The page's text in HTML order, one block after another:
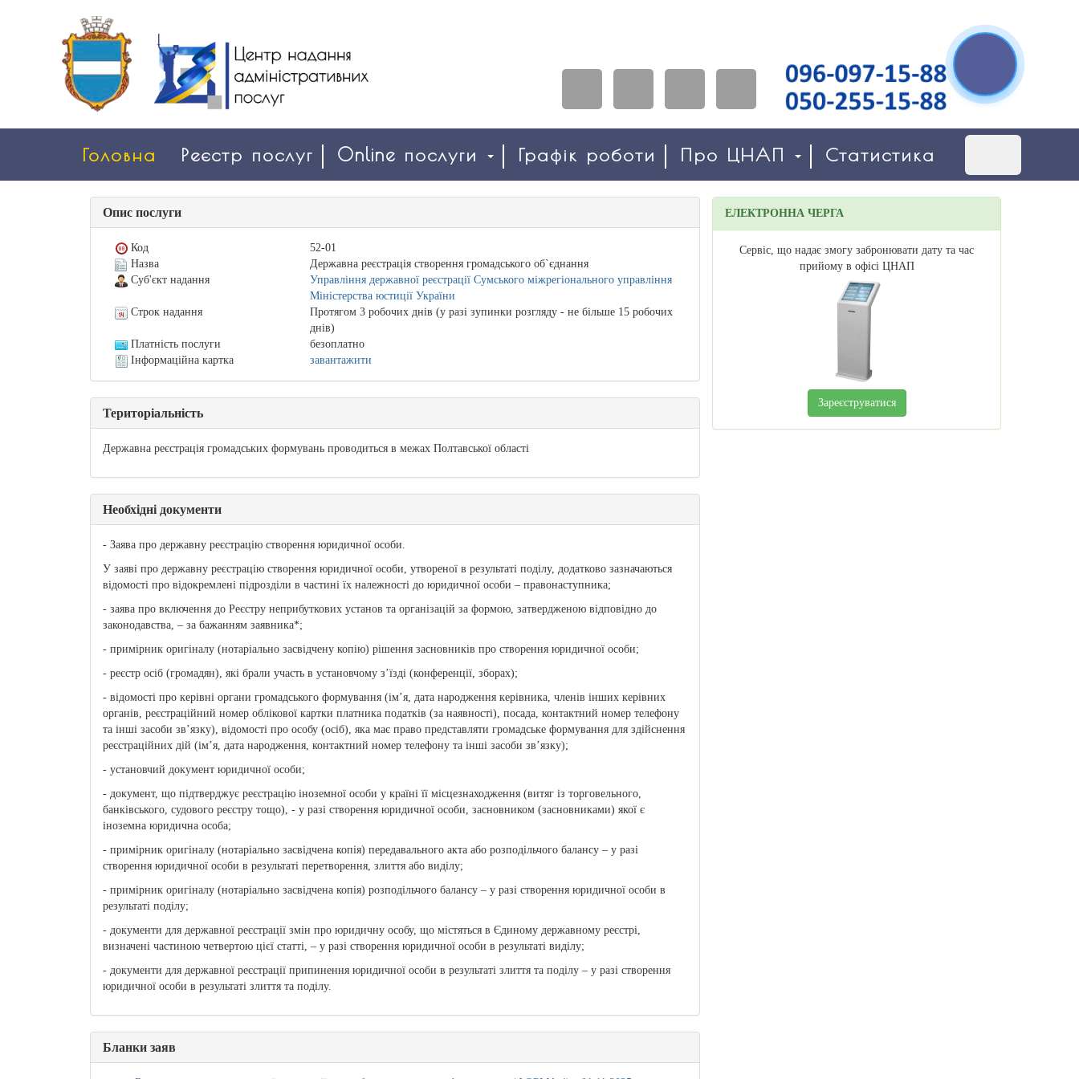
Головна Реєстр послуг Online послуги Графік роботи Про ЦНАП Статистика
Опис послуги
Код
52-01
Назва
Державна реєстрація створення громадського об`єднання
Суб'єкт надання
Управління державної реєстрації Сумського міжрегіонального управління
Міністерства юстиції України
Строк надання
Протягом 3 робочих днів (у разі зупинки розгляду - не більше 15 робочих
днів)
Платність послуги
безоплатно
Інформаційна картка
завантажити
Територіальність
Державна реєстрація громадських формувань проводиться в межах Полтавської області
Необхідні документи
- Заява про державну реєстрацію створення юридичної особи.
У заяві про державну реєстрацію створення юридичної особи, утвореної в результаті поділу, додатково зазначаються
відомості про відокремлені підрозділи в частині їх належності до юридичної особи – правонаступника;
- заява про включення до Реєстру неприбуткових установ та організацій за формою, затвердженою відповідно до
законодавства, – за бажанням заявника*;
- примірник оригіналу (нотаріально засвідчену копію) рішення засновників про створення юридичної особи;
- реєстр осіб (громадян), які брали участь в установчому з’їзді (конференції, зборах);
- відомості про керівні органи громадського формування (ім’я, дата народження керівника, членів інших керівних
органів, реєстраційний номер облікової картки платника податків (за наявності), посада, контактний номер телефону
та інші засоби зв’язку), відомості про особу (осіб), яка має право представляти громадське формування для здійснення
реєстраційних дій (ім’я, дата народження, контактний номер телефону та інші засоби зв’язку);
- установчий документ юридичної особи;
- документ, що підтверджує реєстрацію іноземної особи у країні її місцезнаходження (витяг із торговельного,
банківського, судового реєстру тощо), - у разі створення юридичної особи, засновником (засновниками) якої є
іноземна юридична особа;
- примірник оригіналу (нотаріально засвідчена копія) передавального акта або розподільчого балансу – у разі
створення юридичної особи в результаті перетворення, злиття або виділу;
- примірник оригіналу (нотаріально засвідчена копія) розподільчого балансу – у разі створення юридичної особи в
результаті поділу;
- документи для державної реєстрації змін про юридичну особу, що містяться в Єдиному державному реєстрі,
визначені частиною четвертою цієї статті, – у разі створення юридичної особи в результаті виділу;
- документи для державної реєстрації припинення юридичної особи в результаті злиття та поділу – у разі створення
юридичної особи в результаті злиття та поділу.
Бланки заяв
ЕЛЕКТРОННА ЧЕРГА
Сервіс, що надає змогу забронювати дату та час
прийому в офісі ЦНАП
Зареєструватися